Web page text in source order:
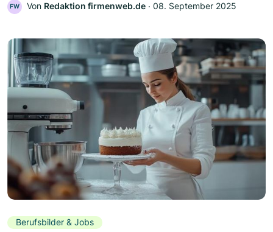
FW Von Redaktion firmenweb.de ‧ 08. September 2025
Berufsbilder & Jobs